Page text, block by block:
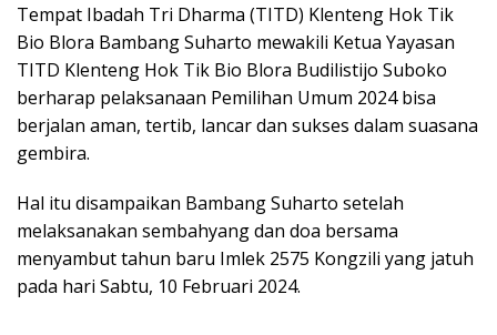
Tempat Ibadah Tri Dharma (TITD) Klenteng Hok Tik
Bio Blora Bambang Suharto mewakili Ketua Yayasan
TITD Klenteng Hok Tik Bio Blora Budilistijo Suboko
berharap pelaksanaan Pemilihan Umum 2024 bisa
berjalan aman, tertib, lancar dan sukses dalam suasana
gembira.
Hal itu disampaikan Bambang Suharto setelah
melaksanakan sembahyang dan doa bersama
menyambut tahun baru Imlek 2575 Kongzili yang jatuh
pada hari Sabtu, 10 Februari 2024.